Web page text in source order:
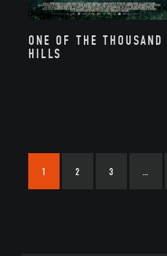
ONE OF THE THOUSAND
HILLS
1 2 3 …